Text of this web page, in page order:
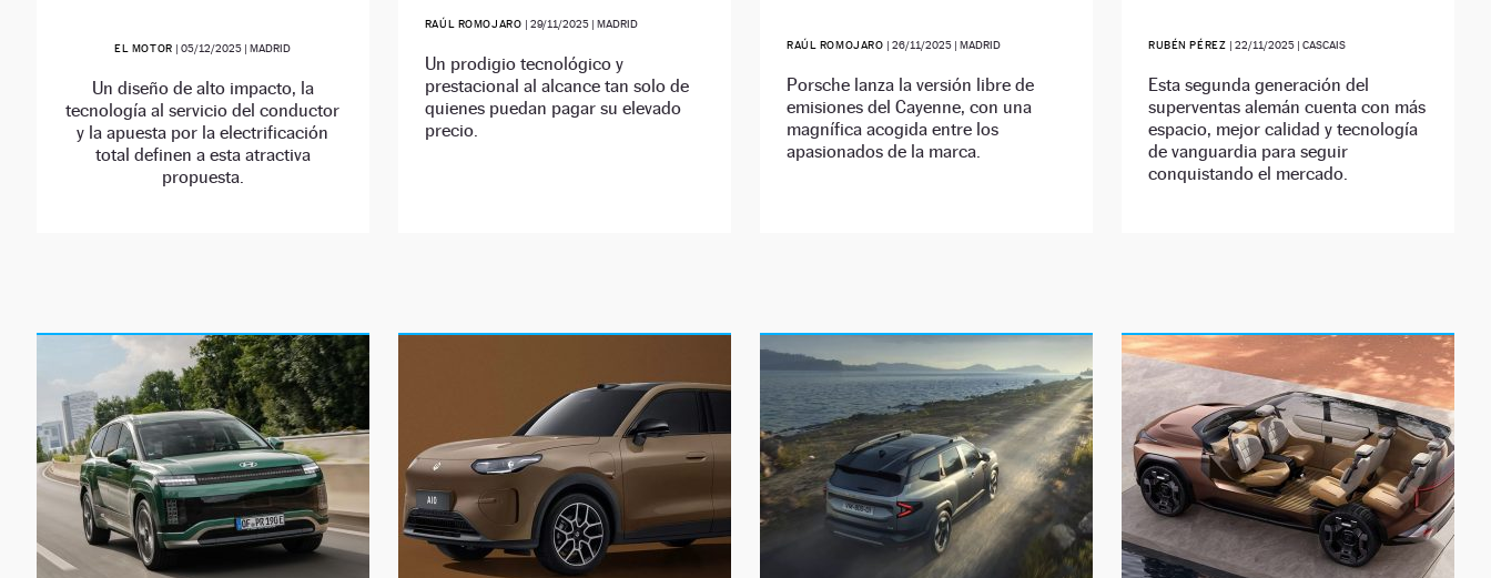
EL MOTOR |05/12/2025 | MADRID
Un diseño de alto impacto, la
tecnología al servicio del conductor
y la apuesta por la electrificación
total definen a esta atractiva
propuesta.
RAÚL ROMOJARO | 29/11/2025| MADRID
Un prodigio tecnológico y
prestacional al alcance tan solo de
quienes puedan pagar su elevado
precio.
RAÚL ROMOJARO | 26/11/2025| MADRID
Porsche lanza la versión libre de
emisiones del Cayenne, con una
magnífica acogida entre los
apasionados de la marca.
RUBÉN PÉREZ | 22/11/2025| CASCAIS
Esta segunda generación del
superventas alemán cuenta con más
espacio, mejor calidad y tecnología
de vanguardia para seguir
conquistando el mercado.